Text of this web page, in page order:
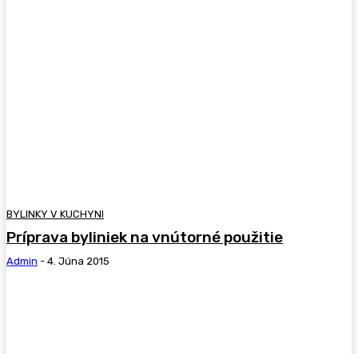
BYLINKY V KUCHYNI
Príprava byliniek na vnútorné použitie
Admin - 4. Júna 2015